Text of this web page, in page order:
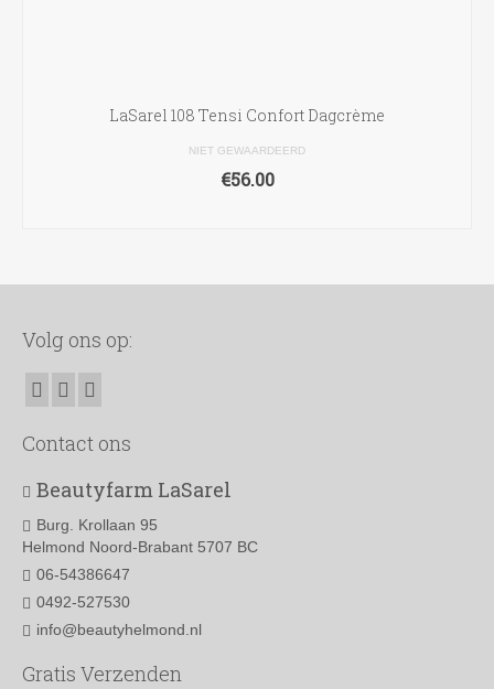
LaSarel 108 Tensi Confort Dagcrème
NIET GEWAARDEERD
€56.00
Volg ons op:
Contact ons
Beautyfarm LaSarel
Burg. Krollaan 95
Helmond Noord-Brabant 5707 BC
06-54386647
0492-527530
info@beautyhelmond.nl
Gratis Verzenden